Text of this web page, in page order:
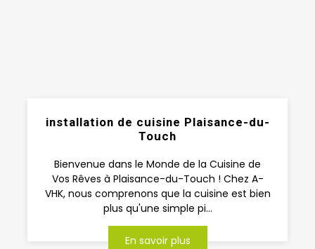
installation de cuisine Plaisance-du-
Touch
Bienvenue dans le Monde de la Cuisine de
Vos Rêves à Plaisance-du-Touch ! Chez A-
VHK, nous comprenons que la cuisine est bien
plus qu'une simple pi...
En savoir plus